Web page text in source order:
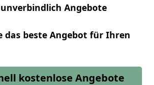
Angebote
das beste Angebot für Ihren
kostenlose Angebote